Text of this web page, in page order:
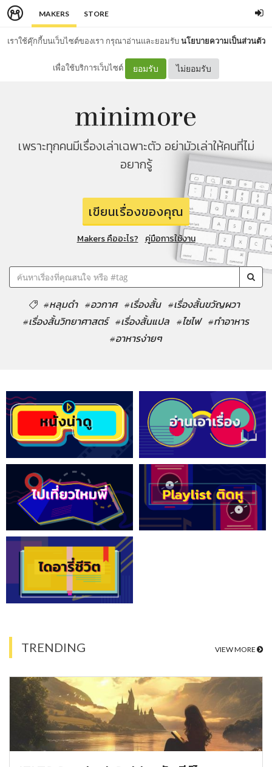
MAKERS STORE
เราใช้คุ๊กกี้บนเว็บไซต์ของเรา กรุณาอ่านและยอมรับนโยบายความเป็นส่วนตัว
เพื่อใช้บริการเว็บไซต์ ยอมรับ ไม่ยอมรับ
เพราะทุกคนมีเรื่องเล่าเฉพาะตัว อย่ามัวเล่าให้คนที่ไม่
อยากรู้
เขียนเรื่องของคุณ
Makers คืออะไร? คู่มือการใช้งาน
#หลุมดำ #อวกาศ #เรื่องสั้น #เรื่องสั้นขวัญผวา
#เรื่องสั้นวิทยาศาสตร์ #เรื่องสั้นแปล #ไซไฟ #ทำอาหาร
#อาหารง่ายๆ
TRENDING VIEW MORE